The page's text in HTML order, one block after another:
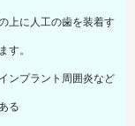
上に人工の歯を装着す
す。
ンプラント周囲炎など
る